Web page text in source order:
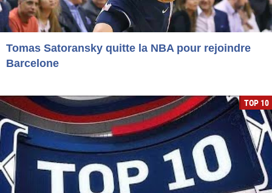
Tomas Satoransky quitte la NBA pour rejoindre
Barcelone
TOP 10